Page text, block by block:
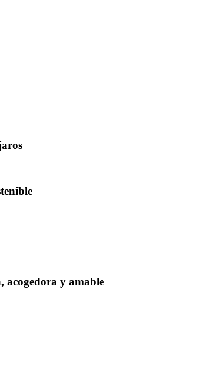
acogedora y amable